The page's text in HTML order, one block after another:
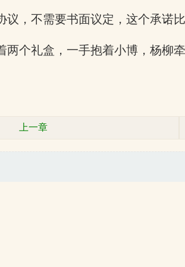
议，不需要书面议定，这个承诺
两个礼盒，一手抱着小博，杨柳
上一章